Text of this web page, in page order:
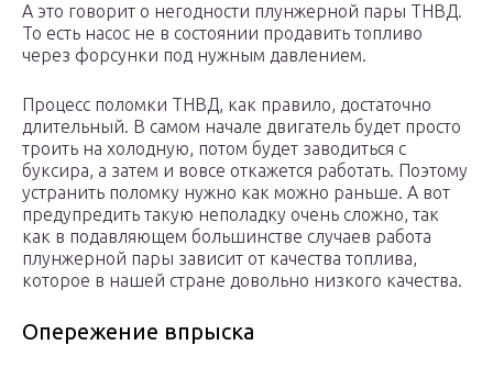
А это говорит о негодности плунжерной пары ТНВД.
То есть насос не в состоянии продавить топливо
через форсунки под нужным давлением.
Процесс поломки ТНВД, как правило, достаточно
длительный. В самом начале двигатель будет просто
троить на холодную, потом будет заводиться с
буксира, а затем и вовсе откажется работать. Поэтому
устранить поломку нужно как можно раньше. А вот
предупредить такую неполадку очень сложно, так
как в подавляющем большинстве случаев работа
плунжерной пары зависит от качества топлива,
которое в нашей стране довольно низкого качества.
Опережение впрыска